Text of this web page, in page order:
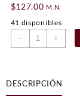
$127.00 M.N.
41 disponibles
-
Clavija
de
Boj
(detalles
+
DESCRIPCIÓN